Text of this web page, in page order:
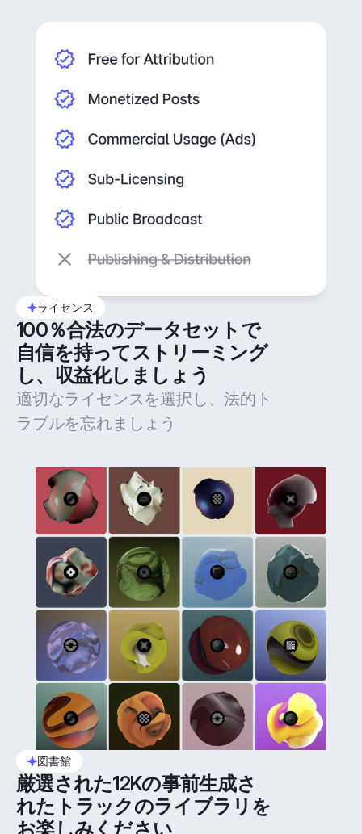
ライセンス
100％合法のデータセットで
自信を持ってストリーミング
し、収益化しましょう
適切なライセンスを選択し、法的ト
ラブルを忘れましょう
図書館
厳選された12Kの事前生成さ
れたトラックのライブラリを
お楽しみください